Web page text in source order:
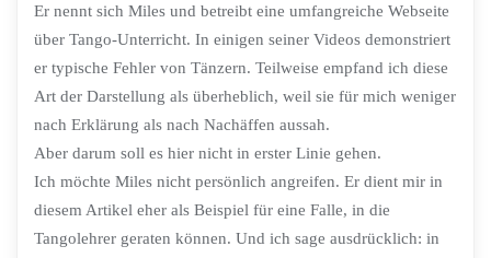
Er nennt sich Miles und betreibt eine umfangreiche Webseite
über Tango-Unterricht. In einigen seiner Videos demonstriert
er typische Fehler von Tänzern. Teilweise empfand ich diese
Art der Darstellung als überheblich, weil sie für mich weniger
nach Erklärung als nach Nachäffen aussah.
Aber darum soll es hier nicht in erster Linie gehen.
Ich möchte Miles nicht persönlich angreifen. Er dient mir in
diesem Artikel eher als Beispiel für eine Falle, in die
Tangolehrer geraten können. Und ich sage ausdrücklich: in